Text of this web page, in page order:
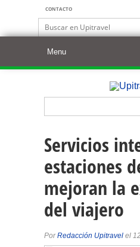
CONTACTO
Servicios
estaciones
mejoran la
del viajero
PorRedacción Upitravel el